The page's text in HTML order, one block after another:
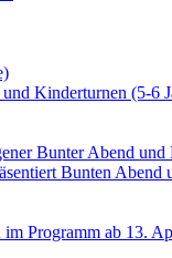
Kinderturnen (5-6
Bunter Abend
Bunten
Programm ab 13.